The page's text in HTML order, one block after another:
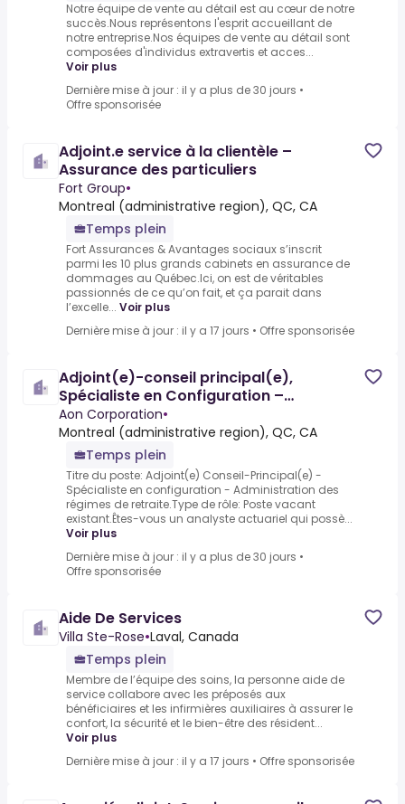
Notre équipe de vente au détail est au cœur de notre
succès.Nous représentons l'esprit accueillant de
notre entreprise.Nos équipes de vente au détail sont
composées d'individus extravertis et acces...
Voir plus
Dernière mise à jour : il y a plus de 30 jours •
Offre sponsorisée
Adjoint.e service à la clientèle –
Assurance des particuliers
Fort Group•
Montreal (administrative region), QC, CA
Temps plein
Fort Assurances & Avantages sociaux s’inscrit
parmi les 10 plus grands cabinets en assurance de
dommages au Québec.Ici, on est de véritables
passionnés de ce qu’on fait, et ça parait dans
l’excelle... Voir plus
Dernière mise à jour : il y a 17 jours • Offre sponsorisée
Adjoint(e)-conseil principal(e),
Spécialiste en Configuration –
Administration des régimes de r[...]
Aon Corporation•
Montreal (administrative region), QC, CA
Temps plein
Titre du poste: Adjoint(e) Conseil-Principal(e) -
Spécialiste en configuration - Administration des
régimes de retraite.Type de rôle: Poste vacant
existant.Êtes-vous un analyste actuariel qui possè...
Voir plus
Dernière mise à jour : il y a plus de 30 jours •
Offre sponsorisée
Aide De Services
Villa Ste-Rose•Laval, Canada
Temps plein
Membre de l’équipe des soins, la personne aide de
service collabore avec les préposés aux
bénéficiaires et les infirmières auxiliaires à assurer le
confort, la sécurité et le bien-être des résident...
Voir plus
Dernière mise à jour : il y a 17 jours • Offre sponsorisée